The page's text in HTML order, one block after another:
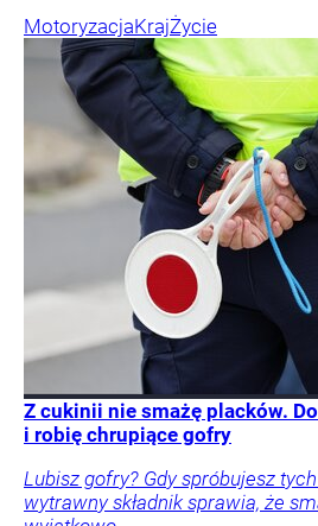
MotoryzacjaKrajŻycie
Z cukinii nie smażę placków.
i robię chrupiące gofry
Lubisz gofry? Gdy spróbujesz
wytrawny składnik sprawia, że